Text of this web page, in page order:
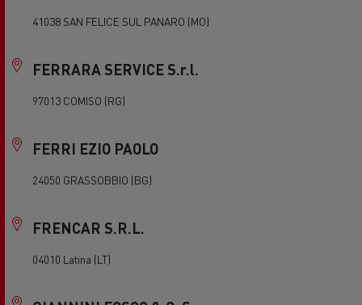
41038 SAN FELICE SUL PANARO (MO)
FERRARA SERVICE S.r.l.
97013 COMISO (RG)
FERRI EZIO PAOLO
24050 GRASSOBBIO (BG)
FRENCAR S.R.L.
04010 Latina (LT)